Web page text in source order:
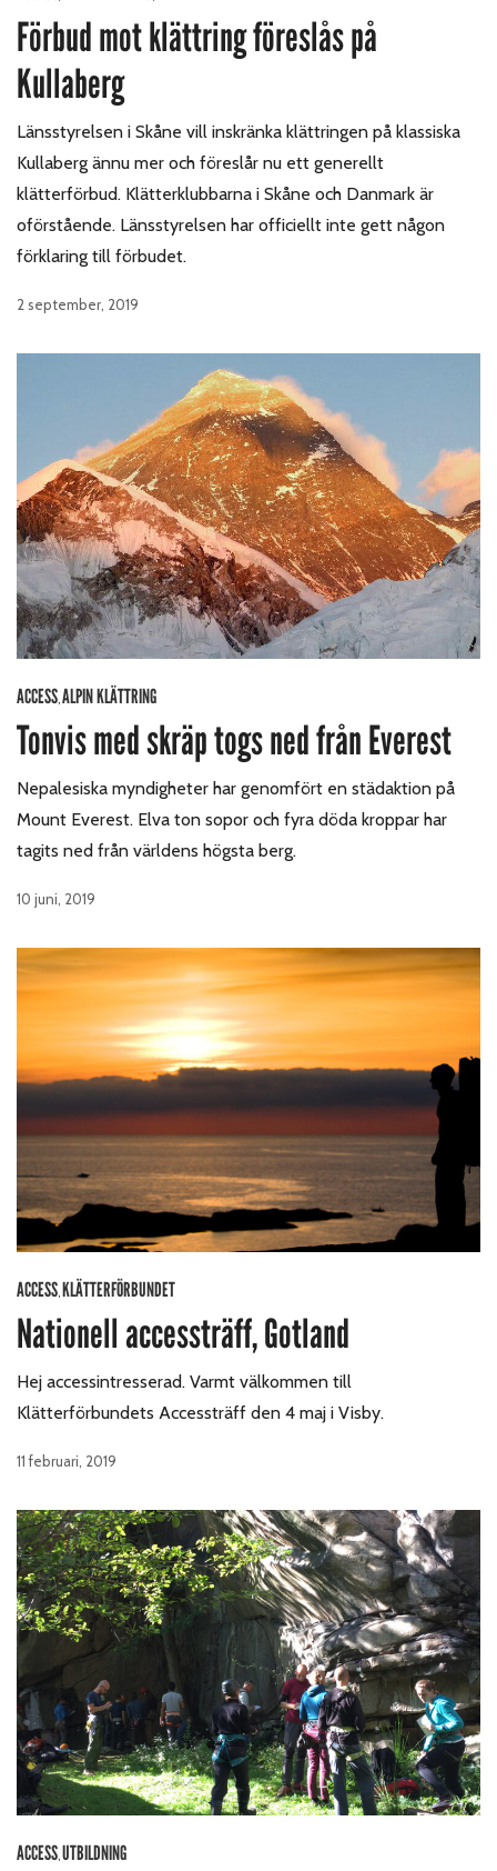
Förbud mot klättring föreslås på
Kullaberg
Länsstyrelsen i Skåne vill inskränka klättringen på klassiska
Kullaberg ännu mer och föreslår nu ett generellt
klätterförbud. Klätterklubbarna i Skåne och Danmark är
oförstående. Länsstyrelsen har officiellt inte gett någon
förklaring till förbudet.
2 september, 2019
ACCESS,ALPIN KLÄTTRING
Tonvis med skräp togs ned från Everest
Nepalesiska myndigheter har genomfört en städaktion på
Mount Everest. Elva ton sopor och fyra döda kroppar har
tagits ned från världens högsta berg.
10 juni, 2019
ACCESS,KLÄTTERFÖRBUNDET
Nationell accessträff, Gotland
Hej accessintresserad. Varmt välkommen till
Klätterförbundets Accessträff den 4 maj i Visby.
11 februari, 2019
ACCESS,UTBILDNING